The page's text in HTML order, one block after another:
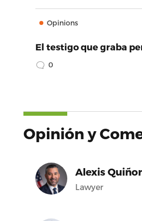
Opinions
El testigo que graba
0
Opinión y
Alexis
Lawyer